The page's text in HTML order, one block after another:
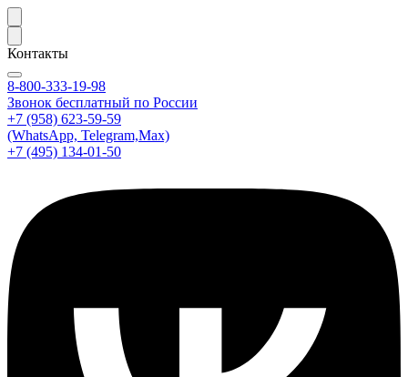
Контакты
8-800-333-19-98
Звонок бесплатный по России
+7 (958) 623-59-59
(WhatsApp, Telegram,Max)
+7 (495) 134-01-50